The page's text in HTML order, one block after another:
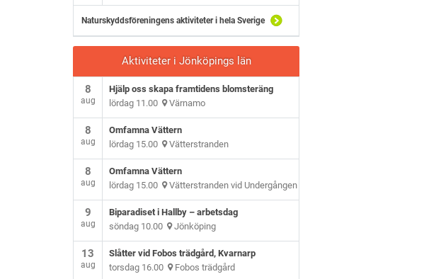
Naturskyddsföreningens aktiviteter i hela Sverige
Aktiviteter i Jönköpings län
8
aug
Hjälp oss skapa framtidens blomsteräng
lördag 11.00 Värnamo
8
aug
Omfamna Vättern
lördag 15.00 Vätterstranden
8
aug
Omfamna Vättern
lördag 15.00 Vätterstranden vid Undergången
9
aug
Biparadiset i Hallby – arbetsdag
söndag 10.00 Jönköping
13
aug
Slåtter vid Fobos trädgård, Kvarnarp
torsdag 16.00 Fobos trädgård